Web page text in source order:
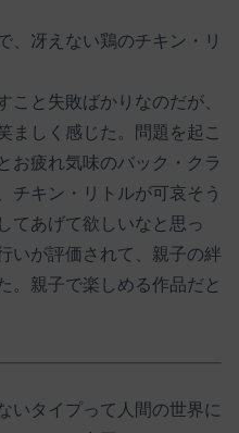
、冴えない鶏のチキン・リ
こと失敗ばかりなのだが、
ましく感じた。問題を起こ
お疲れ気味のバック・クラ
チキン・リトルが可哀そう
てあげて欲しいなと思っ
いが評価されて、親子の絆
。親子で楽しめる作品だと
いタイプって人間の世界に